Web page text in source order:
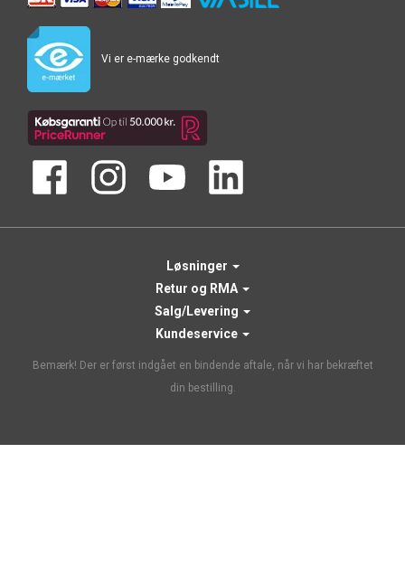
Vi er e-mærke godkendt
Løsninger
Retur og RMA
Salg/Levering
Kundeservice
Bemærk! Der er først indgået en bindende aftale, når vi har bekræftet
din bestilling.